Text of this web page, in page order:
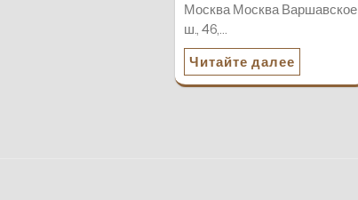
Москва Москва Варшавское
ш., 46,…
Читайте далее